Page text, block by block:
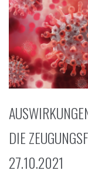
DIE
27.10.2021